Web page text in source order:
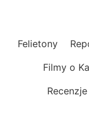
Felietony
Filmy o
Recenzje